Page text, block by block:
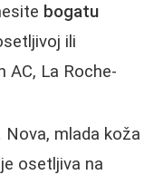
bogatu
ili
AC, La Roche-
Nova, mlada koža
osetljiva na